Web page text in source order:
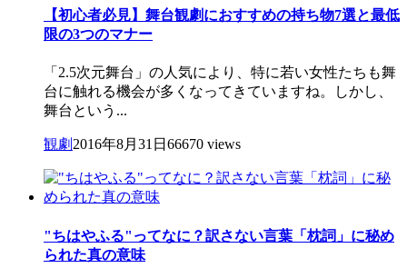
【初心者必見】舞台観劇におすすめの持ち物7選と最低
限の3つのマナー
「2.5次元舞台」の人気により、特に若い女性たちも舞
台に触れる機会が多くなってきていますね。しかし、
舞台という...
観劇 2016年8月31日 66670 views
"ちはやふる"ってなに？訳さない言葉「枕詞」に秘め
られた真の意味